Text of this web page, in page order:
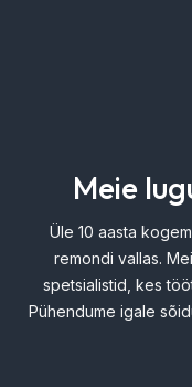
Meie
Üle 10 aasta
remondi vallas.
spetsialistid, kes
Pühendume igale